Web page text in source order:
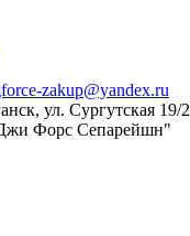
zakup@yandex.ru
ул. Сургутская 19/2
Форс Сепарейшн"